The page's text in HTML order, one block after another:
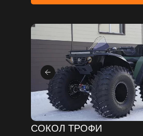
СОКОЛ ТРОФИ